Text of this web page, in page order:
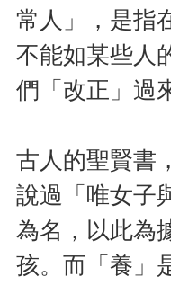
常人」，是指
不能如某些人
們「改正」過
古人的聖賢書
說過「唯女子
為名，以此為
孩。而「養」